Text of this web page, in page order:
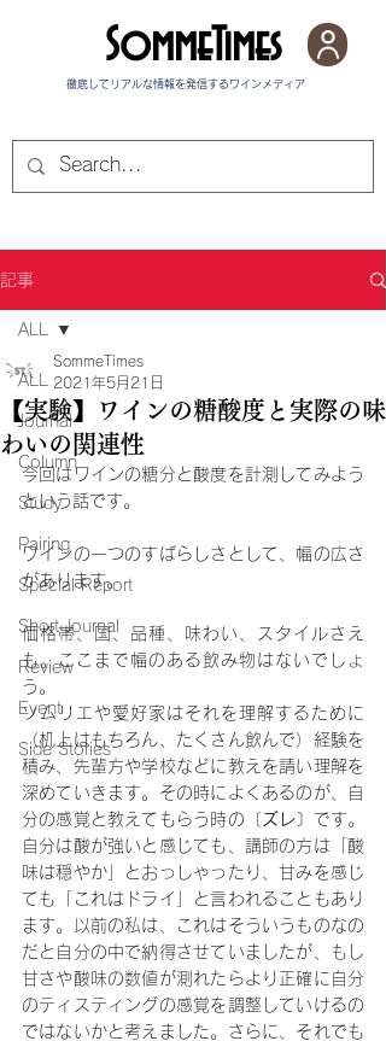
徹底してリアルな情報を発信する​ワインメディア
SommeTimes
記事
ALL
Journal
Column
Study
Pairing
Special Report
Short Journal
Review
Event
Side Stories
ALL
【実験】ワインの糖酸度と実際の味
わいの関連性
SommeTimes
2021年5月21日
今回はワインの糖分と酸度を計測してみよう
という話です。
ワインの一つのすばらしさとして、幅の広さ
があります。
価格帯、国、品種、味わい、スタイルさえ
も。ここまで幅のある飲み物はないでしょ
う。
ソムリエや愛好家はそれを理解するために
（机上はもちろん、たくさん飲んで）経験を
積み、先輩方や学校などに教えを請い理解を
深めていきます。その時によくあるのが、自
分の感覚と教えてもらう時の〔 ズレ 〕です。
自分は酸が強いと感じても、講師の方は「酸
味は穏やか」とおっしゃったり、甘みを感じ
ても「これはドライ」と言われることもあり
ます。以前の私は、これはそういうものなの
だと自分の中で納得させていましたが、もし
甘さや酸味の数値が測れたらより正確に自分
のティスティングの感覚を調整していけるの
ではないかと考えました。さらに、それでも